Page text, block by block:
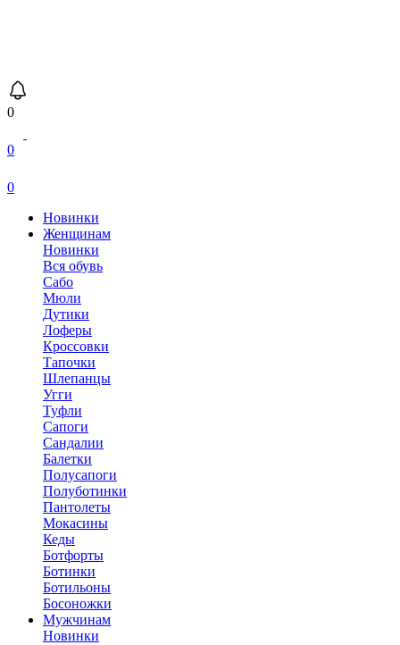
0
0
0
Новинки
Женщинам
Новинки
Вся обувь
Сабо
Мюли
Дутики
Лоферы
Кроссовки
Тапочки
Шлепанцы
Угги
Туфли
Сапоги
Сандалии
Балетки
Полусапоги
Полуботинки
Пантолеты
Мокасины
Кеды
Ботфорты
Ботинки
Ботильоны
Босоножки
Мужчинам
Новинки